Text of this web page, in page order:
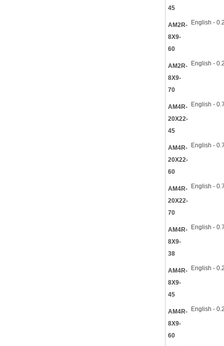
45
AM2R-
8X9-
60
English -
AM2R-
8X9-
70
English -
AM4R-
20X22-
45
English -
AM4R-
20X22-
60
English -
AM4R-
20X22-
70
English -
AM4R-
8X9-
38
English -
AM4R-
8X9-
45
English -
AM4R-
8X9-
60
English -